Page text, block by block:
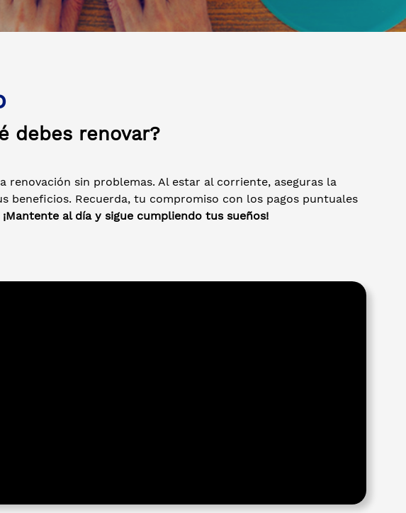
debes renovar?
renovación sin problemas. Al estar al corriente, aseguras la
beneficios. Recuerda, tu compromiso con los pagos puntuales
¡Mantente al día y sigue cumpliendo tus sueños!